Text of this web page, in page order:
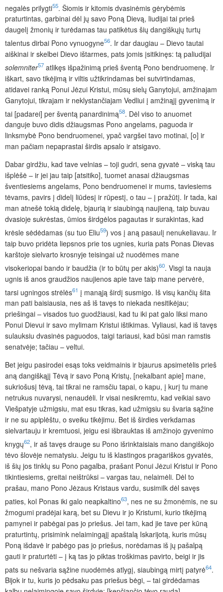
negalės prilygti55. Šiomis ir kitomis dvasinėmis gėrybėmis
praturtintas, garbinai dėl jų savo Poną Dievą, liudijai tai prieš
daugelį žmonių ir turėdamas tau patikėtus šių dangiškųjų turtų
talentus dirbai Pono vynuogyne56. Ir dar daugiau – Dievo tautai
aiškinai ir skelbei Dievo ištarmes, pats jomis įsitikinęs: tą paliudijai
solemniter57 atlikęs išpažinimą prieš šventą Pono bendruomenę. Ir
iškart, savo tikėjimą ir viltis užtikrindamas bei sutvirtindamas,
atidavei ranką Ponui Jėzui Kristui, mūsų sielų Ganytojui, amžinajam
Ganytojui, tikrajam ir neklystančiajam Vedliui į amžinąjį gyvenimą ir
tai [padarei] per šventą panardinimą58. Dėl viso to anuomet
danguje buvo didis džiaugsmas Pono angelams, paguoda ir
linksmybė Pono bendruomenei, ypač vargšei tavo motinai, [o] ir
man pačiam nepaprastai širdis apsalo ir atsigavo.
Dabar girdžiu, kad tave velnias – toji gudri, sena gyvatė – viską tau
išplėšė – ir jei jau taip [atsitiko], tuomet anasai džiaugsmas
šventiesiems angelams, Pono bendruomenei ir mums, taviesiems
tėvams, pavirs į didelį liūdesį ir rūpestį, o tau – į pražūtį. Ir tada, kai
man atnešė tokią didelę, bjaurią ir siaubingą naujieną, taip buvau
dvasioje sukrėstas, ūmios širdgėlos pagautas ir surakintas, kad
krėsle sėdėdamas (su tuo Eliu59) vos į aną pasaulį nenukeliavau. Ir
taip buvo pridėta liepsnos prie tos ugnies, kuria pats Ponas Dievas
karštoje sielvarto krosnyje teisingai už nuodėmes mane
visokeriopai bando ir baudžia (ir to būtų per akis)60. Visgi ta nauja
ugnis iš anos graudžios naujienos apie tave taip mane pervėrė,
tarsi ugningos strėlės61 į manąją širdį susmigo. Iš visų kančių šita
man pati baisiausia, nes aš iš tavęs to niekada nesitikėjau;
priešingai – visados tuo guodžiausi, kad tu iki pat galo liksi mano
Ponui Dievui ir savo mylimam Kristui ištikimas. Vyliausi, kad iš tavęs
sulauksiu dvasinės paguodos, taigi tariausi, kad būsi man ramstis
senatvėje; tačiau – veltui.
Bet jeigu pasirodei esąs toks veidmainis ir bjaurus apsimetėlis prieš
aną dangiškąjį Tėvą ir savo Poną Kristų, [nekalbant apie] mane,
sukriošusį tėvą, tai tikrai ne ramsčiu tapai, o kapu, į kurį tu mane
netrukus nuvarysi, nenaudėli. Ir visai nesikremtu, kad veikiai savo
Viešpatyje užmigsiu, mat esu tikras, kad užmigsiu su švaria sąžine
ir ne su apiplėštu, o sveiku tikėjimu. Bet iš širdies verkdamas
sielvartauju ir kremtuosi, jeigu esi išbrauktas iš amžinojo gyvenimo
knygų62, ir aš tavęs drauge su Pono išrinktaisiais mano dangiškojo
tėvo šlovėje nematysiu. Jeigu tu iš klastingos pragariškos gyvatės,
iš šių jos tinklų su Pono pagalba, prašant Ponui Jėzui Kristui ir Pono
tikintiesiems, greitai neištrūksi – vargas tau, nelaimėli. Dėl to
prašau, mano Pono Jėzaus Kristaus vardu, susimilk dėl savęs
paties, kol Ponas iki galo neapkaltino63, nes ne su žmonėmis, ne su
žmogumi pradėjai karą, bet su Dievu ir jo Kristumi, kurio tikėjimą
pamynei ir pabėgai pas jo priešus. Jei tam, kad jie tave per kūną
praturtintų, prisimink nelaimingąjį apaštalą Iskarijotą, kuris mūsų
Poną išdavė ir pabėgo pas jo priešus, norėdamas iš jų pašalpą
gauti ir praturtėti – į ką tas jo piktas troškimas pavirto, beigi ir jis
pats su nešvaria sąžine nuodėmės atlygį, siaubingą mirtį patyrė64.
Bijok ir tu, kuris jo pėdsaku pas priešus bėgi, – tai girdėdamas